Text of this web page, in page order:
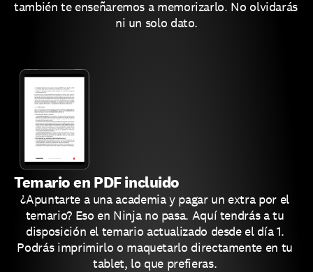
también te enseñaremos a memorizarlo. No olvidarás
ni un solo dato.
Temario en PDF incluido
¿Apuntarte a una academia y pagar un extra por el
temario? Eso en Ninja no pasa. Aquí tendrás a tu
disposición el temario actualizado desde el día 1.
Podrás imprimirlo o maquetarlo directamente en tu
tablet, lo que prefieras.